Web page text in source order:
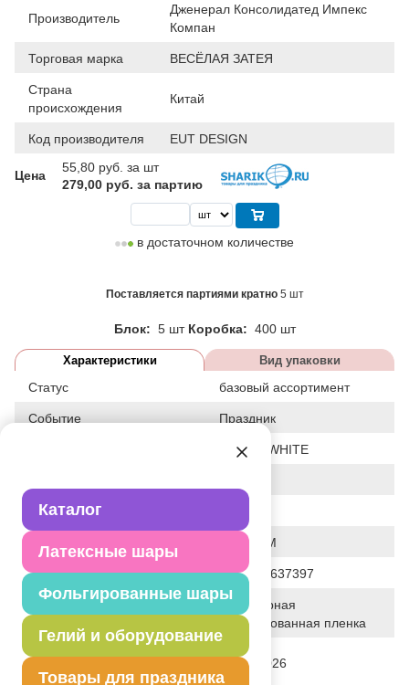
Каталог
Латексные шары
Фольгированные шары
Гелий и оборудование
Товары для праздника
Производитель
Дженерал Консолидатед Импекс
Компан
Торговая марка ВЕСЁЛАЯ ЗАТЕЯ
Страна
происхождения
Китай
Код производителя EUT DESIGN
Цена
55,80 руб. за шт
279,00 руб. за партию
в достаточном количестве
Поставляется партиями кратно 5 шт
Блок: 5 шт Коробка: 400 шт
Характеристики Вид упаковки
Статус базовый ассортимент
Событие Праздник
БЕЛЫЙ/WHITE
Форма
18"/46СМ
Штрих код 4690390637397
Исходный материал
Полимерная
фольгированная пленка
Дата последнего изменения
элемента
28-01-2026